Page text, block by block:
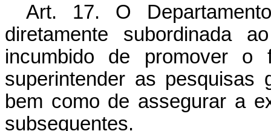
Art. 17. O
diretamente subordinada
incumbido de promover o
superintender as pesquisas
bem como de assegurar a
subsequentes.